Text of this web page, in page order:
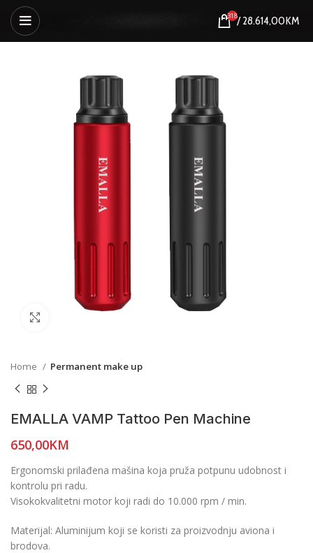
318/ 28.614,00KM
Home Permanent make up
EMALLA VAMP Tattoo Pen Machine
650,00KM
Ergonomski prilađena mašina koja pruža potpunu udobnost i
kontrolu pri radu.
Visokokvalitetni motor koji radi do 10.000 rpm / min.
Materijal: Aluminijum koji se koristi za proizvodnju aviona i
brodova.